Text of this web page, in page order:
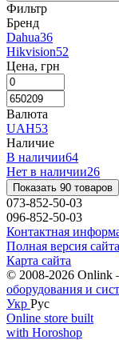
Фильтр
Бренд
Dahua36
Hikvision52
Цена, грн
Валюта
UAH53
Наличие
В наличии64
Нет в наличии26
Показать 90 товаров
073-852-50-03
096-852-50-03
Контактная
Полная версия сайта
Карта сайта
© 2008-2026 Onlink
оборудования и
Укр Рус
Online store built
with Horoshop